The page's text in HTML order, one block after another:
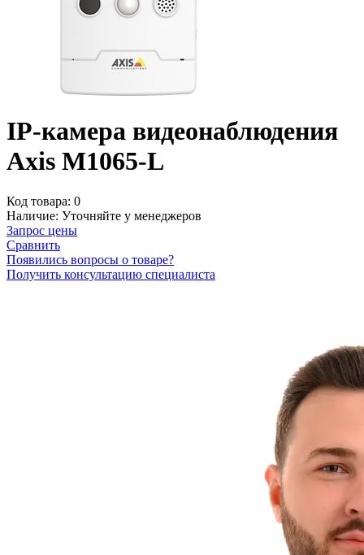
IP-камера видеонаблюдения
Axis M1065-L
Код товара: 0
Наличие: Уточняйте у менеджеров
Запрос цены
Сравнить
Появились вопросы о товаре?
Получить консультацию специалиста